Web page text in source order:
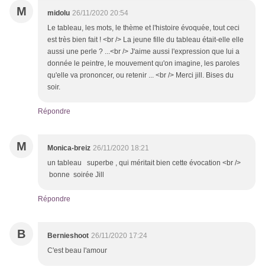
M midolu 26/11/2020 20:54
Le tableau, les mots, le thème et l'histoire évoquée, tout ceci
est très bien fait ! <br /> La jeune fille du tableau était-elle elle
aussi une perle ? ...<br /> J'aime aussi l'expression que lui a
donnée le peintre, le mouvement qu'on imagine, les paroles
qu'elle va prononcer, ou retenir ... <br /> Merci jill. Bises du
soir.
Répondre
M Monica-breiz 26/11/2020 18:21
un tableau superbe , qui méritait bien cette évocation <br />
bonne soirée Jill
Répondre
B Bernieshoot 26/11/2020 17:24
C'est beau l'amour